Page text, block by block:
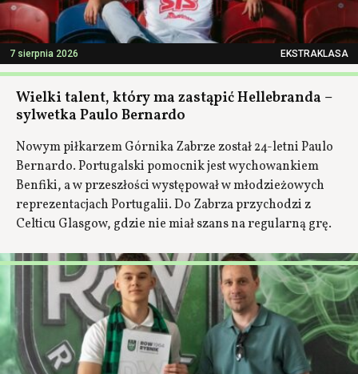
7 sierpnia 2026 EKSTRAKLASA
Wielki talent, który ma zastąpić Hellebranda –
sylwetka Paulo Bernardo
Nowym piłkarzem Górnika Zabrze został 24-letni Paulo
Bernardo. Portugalski pomocnik jest wychowankiem
Benfiki, a w przeszłości występował w młodzieżowych
reprezentacjach Portugalii. Do Zabrza przychodzi z
Celticu Glasgow, gdzie nie miał szans na regularną grę.